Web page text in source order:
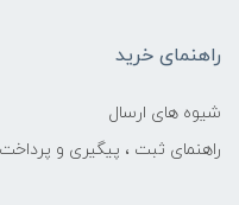
راهنمای خرید
شیوه های ارسال
راهنمای ثبت ، پیگیری و